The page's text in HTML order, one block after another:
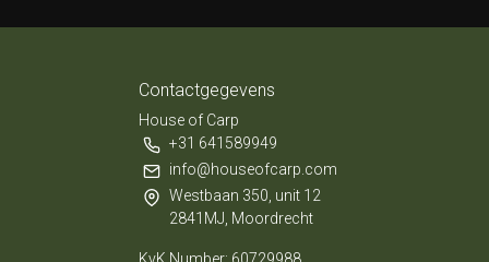
Contactgegevens
House of Carp
+31 641589949
info@houseofcarp.com
Westbaan 350, unit 12
2841MJ, Moordrecht